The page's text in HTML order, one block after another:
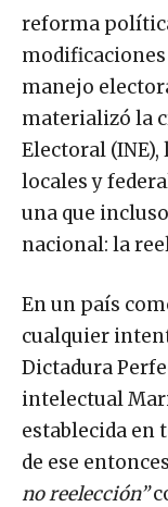
reforma
manejo
materializó la
Electoral
locales y
una que
nacional: la
En un país
cualquier
Dictadura
intelectual
establecida en
de ese
no reelección”